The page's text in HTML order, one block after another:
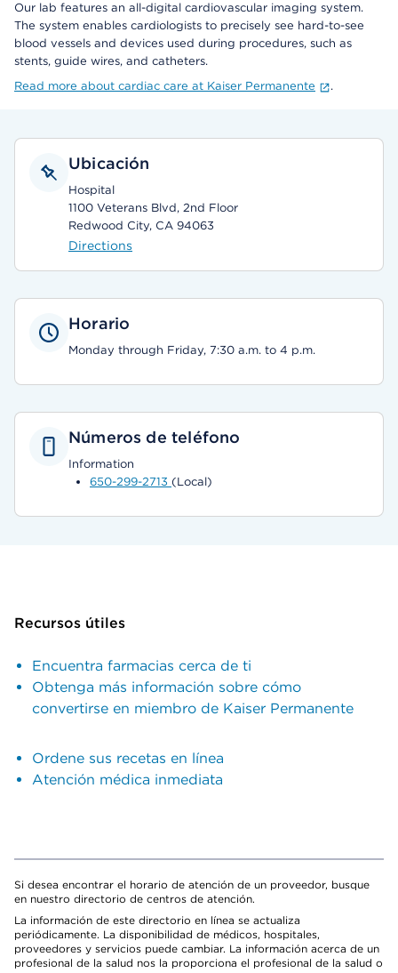
Our lab features an all-digital cardiovascular imaging system.
The system enables cardiologists to precisely see hard-to-see
blood vessels and devices used during procedures, such as
stents, guide wires, and catheters.
Read more about cardiac care at Kaiser Permanente
.
Ubicación
Hospital
1100 Veterans Blvd, 2nd Floor
Redwood City, CA 94063
Directions
Horario
Monday through Friday, 7:30 a.m. to 4 p.m.
Números de teléfono
Information
650-299-2713 (Local)
Recursos útiles
Encuentra farmacias cerca de ti
Obtenga más información sobre cómo
convertirse en miembro de Kaiser Permanente
Ordene sus recetas en línea
Atención médica inmediata
Si desea encontrar el horario de atención de un proveedor, busque
en nuestro directorio de centros de atención.
La información de este directorio en línea se actualiza
periódicamente. La disponibilidad de médicos, hospitales,
proveedores y servicios puede cambiar. La información acerca de un
profesional de la salud nos la proporciona el profesional de la salud o